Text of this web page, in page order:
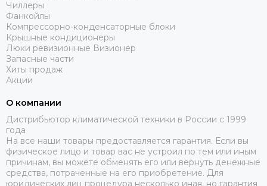
Чиллеры
Фанкойлы
Компрессорно-конденсаторные блоки
Крышные кондиционеры
Люки ревизионные Визионер
Запасные части
Хиты продаж
Акции
О компании
Дистрибьютор климатической техники в России с 1999
года
На все наши товары предоставляется гарантия. Если вы
физическое лицо и товар вас не устроил по тем или иным
причинам, вы можете обменять его или вернуть денежные
средства, потраченные на его приобретение. Для
юридических лиц процедура несколько иная, но гарантия